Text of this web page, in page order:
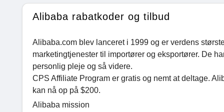
Alibaba rabatkoder og tilbud
Alibaba.com blev lanceret i 1999 og er verdens
marketingtjenester til importører og eksportører. De
personlig pleje og så videre.
CPS Affiliate Program er gratis og nemt at deltage.
kan nå op på $200.
Alibaba mission